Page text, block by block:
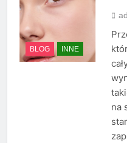
BLOG INNE
na